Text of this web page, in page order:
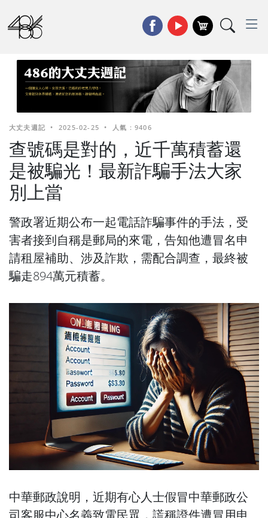
大丈夫週記 • 2025-02-25 • 人氣 : 9406
查號碼是對的，近千萬積蓄還
是被騙光！最新詐騙手法大家
別上當
警政署近期公布一起電話詐騙事件的手法，受
害者接到自稱是郵局的來電，告知他遭冒名申
請租屋補助、涉及詐欺，需配合調查，最終被
騙走894萬元積蓄。
中華郵政說明，近期有心人士假冒中華郵政公
司客服中心名義致電民眾，謊稱證件遭冒用申